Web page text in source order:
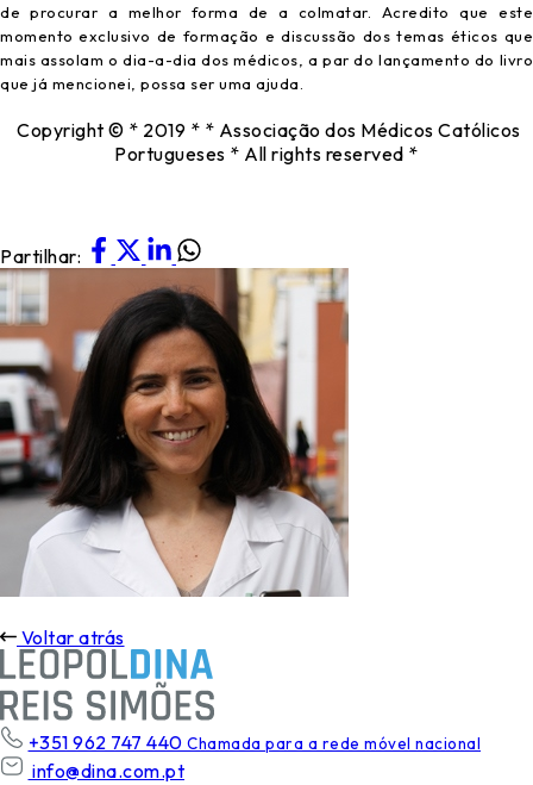
de procurar a melhor forma de a colmatar. Acredito que este
momento exclusivo de formação e discussão dos temas éticos que
mais assolam o dia-a-dia dos médicos, a par do lançamento do livro
que já mencionei, possa ser uma ajuda.
Copyright © * 2019 * * Associação dos Médicos Católicos
Portugueses * All rights reserved *
Partilhar:
Voltar atrás
+351 962 747 440 Chamada para a rede móvel nacional
info@dina.com.pt